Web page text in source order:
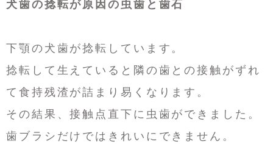
犬歯の捻転が原因の虫歯と歯石
下顎の犬歯が捻転しています。
捻転して生えていると隣の歯との接触がずれ
て食持残渣が詰まり易くなります。
その結果、接触点直下に虫歯ができました。
歯ブラシだけではきれいにできません。